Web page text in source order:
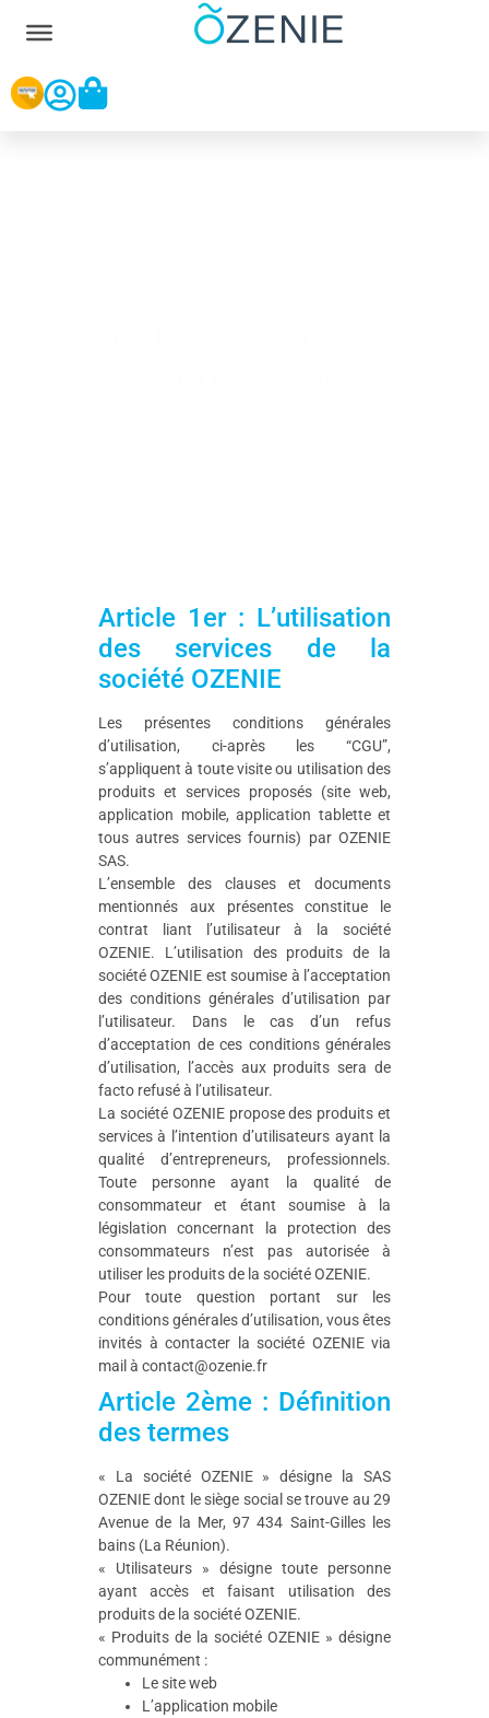
Article 1er : L’utilisation
des services de la
société OZENIE
Les présentes conditions générales
d’utilisation, ci-après les “CGU”,
s’appliquent à toute visite ou utilisation des
produits et services proposés (site web,
application mobile, application tablette et
tous autres services fournis) par OZENIE
SAS.
L’ensemble des clauses et documents
mentionnés aux présentes constitue le
contrat liant l’utilisateur à la société
OZENIE. L’utilisation des produits de la
société OZENIE est soumise à l’acceptation
des conditions générales d’utilisation par
l’utilisateur. Dans le cas d’un refus
d’acceptation de ces conditions générales
d’utilisation, l’accès aux produits sera de
facto refusé à l’utilisateur.
La société OZENIE propose des produits et
services à l’intention d’utilisateurs ayant la
qualité d’entrepreneurs, professionnels.
Toute personne ayant la qualité de
consommateur et étant soumise à la
législation concernant la protection des
consommateurs n’est pas autorisée à
utiliser les produits de la société OZENIE.
Pour toute question portant sur les
conditions générales d’utilisation, vous êtes
invités à contacter la société OZENIE via
mail à contact@ozenie.fr
Article 2ème : Définition
des termes
« La société OZENIE » désigne la SAS
OZENIE dont le siège social se trouve au 29
Avenue de la Mer, 97 434 Saint-Gilles les
bains (La Réunion).
« Utilisateurs » désigne toute personne
ayant accès et faisant utilisation des
produits de la société OZENIE.
« Produits de la société OZENIE » désigne
communément :
Le site web
L’application mobile